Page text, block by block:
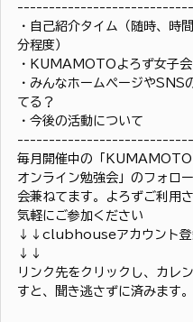
・自己紹介タイム（随時、時
分程度）
・KUMAMOTOよろず女子
・みんなホームページやSNS
てる？
・今後の活動について
毎月開催中の「KUMAMOTO
オンライン勉強会」のフォロ
会兼ねてます。よろずご利用
気軽にご参加ください
↓↓clubhouseアカウント登
↓↓
リンク先をクリックし、カレ
すと、聞き逃さずに済みます。